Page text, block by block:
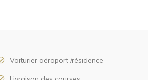
Voiturier aéroport /résidence